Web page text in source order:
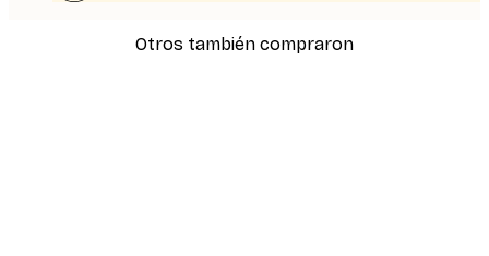
Otros también compraron